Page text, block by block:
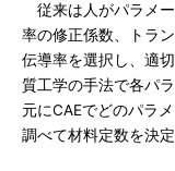
従来は人がパラメ
率の修正係数、トラ
伝導率を選択し、適
質工学の手法で各パ
元にCAEでどのパラ
調べて材料定数を決定